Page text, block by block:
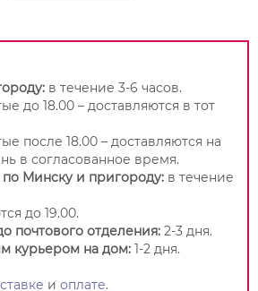
в течение 3-6 часов.
до 18.00 – доставляются в тот
после 18.00 – доставляются на
в согласованное время.
по Минску и пригороду: в течение
до 19.00.
почтового отделения: 2-3 дня.
курьером на дом: 1-2 дня.
и оплате.